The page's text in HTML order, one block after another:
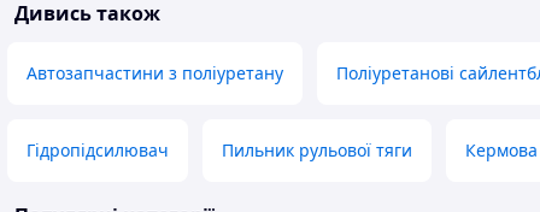
Дивись також
Автозапчастини з поліуретану Поліуретанові
Гідропідсилювач Пильник рульової тяги Кермова